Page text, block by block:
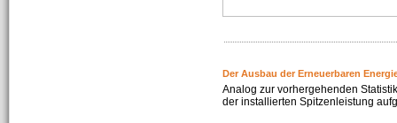
Der Ausbau der Erneuerbaren
Analog zur vorhergehenden
der installierten Spitzenleistung